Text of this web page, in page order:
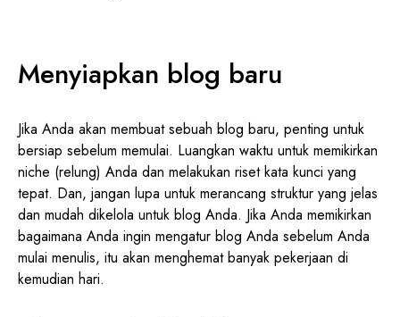
Menyiapkan blog baru
Jika Anda akan membuat sebuah blog baru, penting untuk
bersiap sebelum memulai. Luangkan waktu untuk memikirkan
niche (relung) Anda dan melakukan riset kata kunci yang
tepat. Dan, jangan lupa untuk merancang struktur yang jelas
dan mudah dikelola untuk blog Anda. Jika Anda memikirkan
bagaimana Anda ingin mengatur blog Anda sebelum Anda
mulai menulis, itu akan menghemat banyak pekerjaan di
kemudian hari.